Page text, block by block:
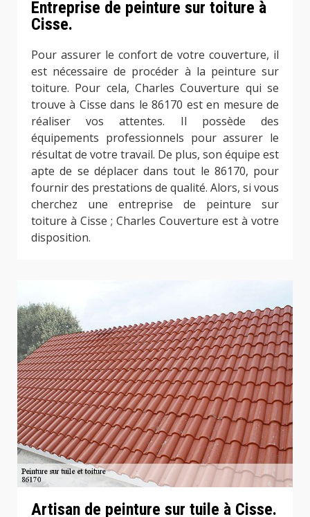
Entreprise de peinture sur toiture à
Cisse.
Pour assurer le confort de votre couverture, il
est nécessaire de procéder à la peinture sur
toiture. Pour cela, Charles Couverture qui se
trouve à Cisse dans le 86170 est en mesure de
réaliser vos attentes. Il possède des
équipements professionnels pour assurer le
résultat de votre travail. De plus, son équipe est
apte de se déplacer dans tout le 86170, pour
fournir des prestations de qualité. Alors, si vous
cherchez une entreprise de peinture sur
toiture à Cisse ; Charles Couverture est à votre
disposition.
Artisan de peinture sur tuile à Cisse.